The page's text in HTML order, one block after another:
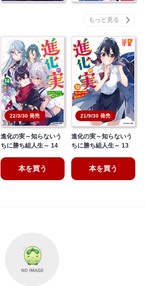
22/3/30 発売
進化の実～知らないう
ちに勝ち組人生～ 14
本を買う
21/9/30 発売
進化の実～知らないう
ちに勝ち組人生～ 13
本を買う